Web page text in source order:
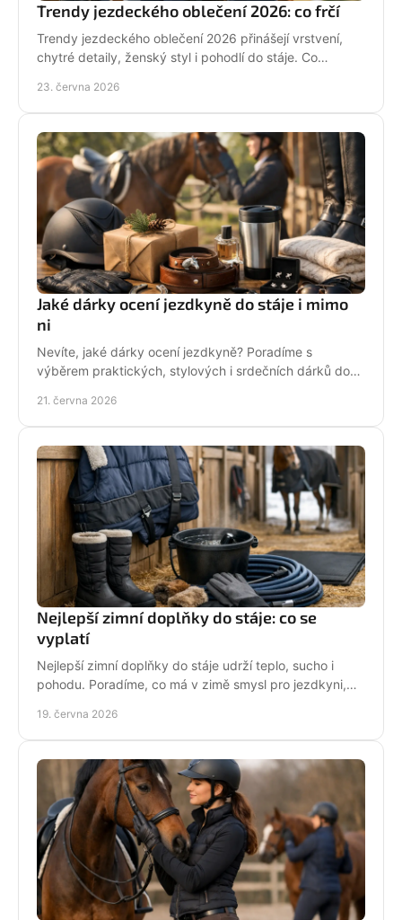
Trendy jezdeckého oblečení 2026: co frčí
Trendy jezdeckého oblečení 2026 přinášejí vrstvení,
chytré detaily, ženský styl i pohodlí do stáje. Co
23. června 2026
Jaké dárky ocení jezdkyně do stáje i mimo
ni
Nevíte, jaké dárky ocení jezdkyně? Poradíme s
výběrem praktických, stylových i srdečních dárků do
21. června 2026
Nejlepší zimní doplňky do stáje: co se
vyplatí
Nejlepší zimní doplňky do stáje udrží teplo, sucho i
pohodu. Poradíme, co má v zimě smysl pro jezdkyni,
19. června 2026